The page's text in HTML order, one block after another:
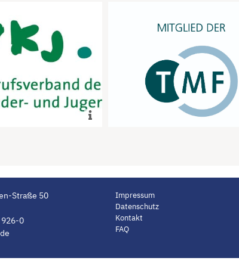
App wird evaluiert
Beirat des
BVKJ e.V.
mehr
Dachverband TMF e.V.
mehr
Straße 50
0
Impressum
Datenschutz
Kontakt
FAQ